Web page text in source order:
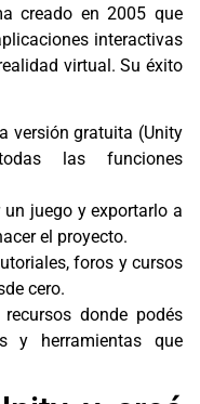
creado en 2005 que
interactivas
virtual. Su éxito
versión gratuita (Unity
las funciones
un juego y exportarlo a
el proyecto.
foros y cursos
cero.
donde podés
y herramientas que